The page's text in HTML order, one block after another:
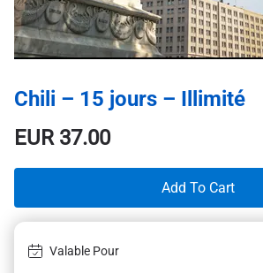
Chili – 15 jours – Illimité
EUR37.00
Add To Cart
Valable Pour